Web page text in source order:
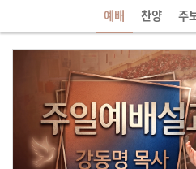
예배 찬양 주